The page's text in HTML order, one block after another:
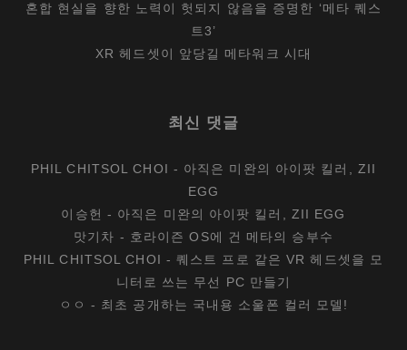
혼합 현실을 향한 노력이 헛되지 않음을 증명한 ‘메타 퀘스
트3’
XR 헤드셋이 앞당길 메타워크 시대
최신 댓글
PHIL CHITSOL CHOI - 아직은 미완의 아이팟 킬러, ZII
EGG
이승헌 - 아직은 미완의 아이팟 킬러, ZII EGG
맛기차 - 호라이즌 OS에 건 메타의 승부수
PHIL CHITSOL CHOI -퀘스트 프로 같은 VR 헤드셋을 모
니터로 쓰는 무선 PC 만들기
ㅇㅇ - 최초 공개하는 국내용 소울폰 컬러 모델!